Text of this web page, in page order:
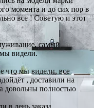
момента и до сих пор в
все ! Советую и этот
самый
видели.
что мы видели, все
, доставили на
довольны полностью
в день заказа,